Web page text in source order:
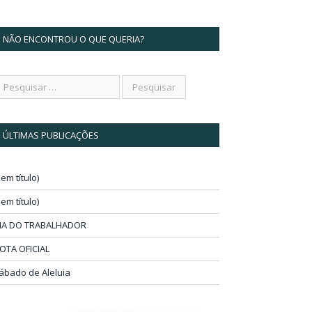
NÃO ENCONTROU O QUE QUERIA?
ÚLTIMAS PUBLICAÇÕES
título)
título)
DO TRABALHADOR
OFICIAL
de Aleluia